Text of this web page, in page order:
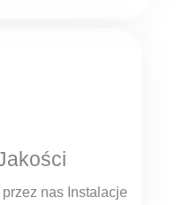
nas Instalacje